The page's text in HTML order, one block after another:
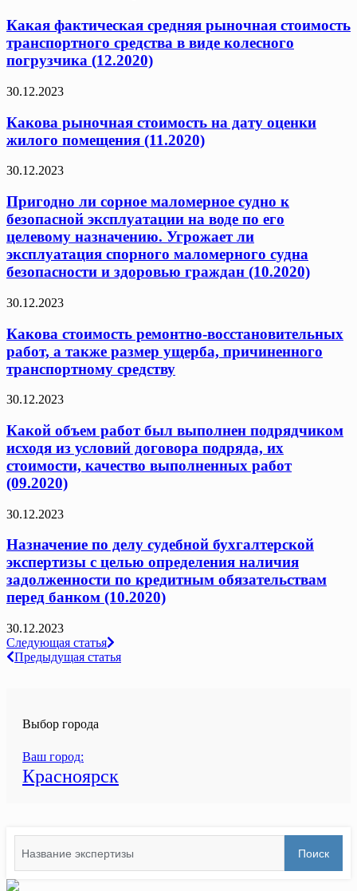
Какая фактическая средняя рыночная стоимость
транспортного средства в виде колесного
погрузчика (12.2020)
30.12.2023
Какова рыночная стоимость на дату оценки
жилого помещения (11.2020)
30.12.2023
Пригодно ли сорное маломерное судно к
безопасной эксплуатации на воде по его
целевому назначению. Угрожает ли
эксплуатация спорного маломерного судна
безопасности и здоровью граждан (10.2020)
30.12.2023
Какова стоимость ремонтно-восстановительных
работ, а также размер ущерба, причиненного
транспортному средству
30.12.2023
Какой объем работ был выполнен подрядчиком
исходя из условий договора подряда, их
стоимости, качество выполненных работ
(09.2020)
30.12.2023
Назначение по делу судебной бухгалтерской
экспертизы с целью определения наличия
задолженности по кредитным обязательствам
перед банком (10.2020)
30.12.2023
Навигация
по
Следующая статья
Предыдущая статья
Выбор города
Ваш город:
Красноярск
for:
Поиск